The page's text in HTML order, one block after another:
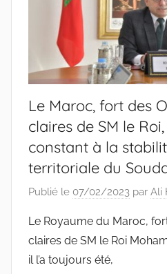
Le Maroc, fort des
claires de SM le
constant à la
territoriale du
Publié le 07/02/2023 par Ali
Le Royaume du Maroc,
claires de SM le Roi
il l’a toujours été,